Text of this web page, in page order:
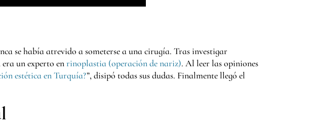
se había atrevido a someterse a una cirugía. Tras investigar
un experto enrinoplastia (operación de nariz). Al leer las opiniones
estética en Turquía?”, disipó todas sus dudas. Finalmente llegó el